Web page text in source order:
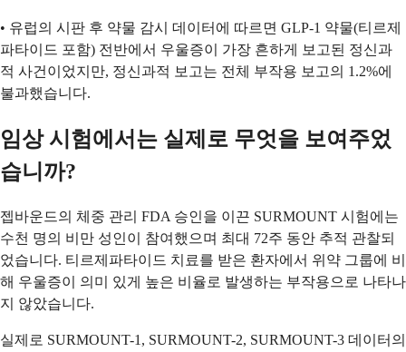
• 유럽의 시판 후 약물 감시 데이터에 따르면 GLP-1 약물(티르제
파타이드 포함) 전반에서 우울증이 가장 흔하게 보고된 정신과
적 사건이었지만, 정신과적 보고는 전체 부작용 보고의 1.2%에
불과했습니다.
임상 시험에서는 실제로 무엇을 보여주었
습니까?
젭바운드의 체중 관리 FDA 승인을 이끈 SURMOUNT 시험에는
수천 명의 비만 성인이 참여했으며 최대 72주 동안 추적 관찰되
었습니다. 티르제파타이드 치료를 받은 환자에서 위약 그룹에 비
해 우울증이 의미 있게 높은 비율로 발생하는 부작용으로 나타나
지 않았습니다.
실제로 SURMOUNT-1, SURMOUNT-2, SURMOUNT-3 데이터의